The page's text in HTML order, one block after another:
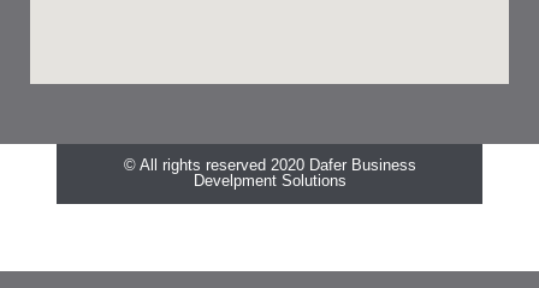
© All rights reserved 2020 Dafer Business
Develpment Solutions